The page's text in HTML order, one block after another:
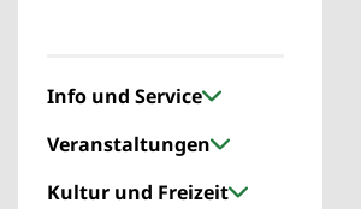
Info und Service
Veranstaltungen
Kultur und Freizeit